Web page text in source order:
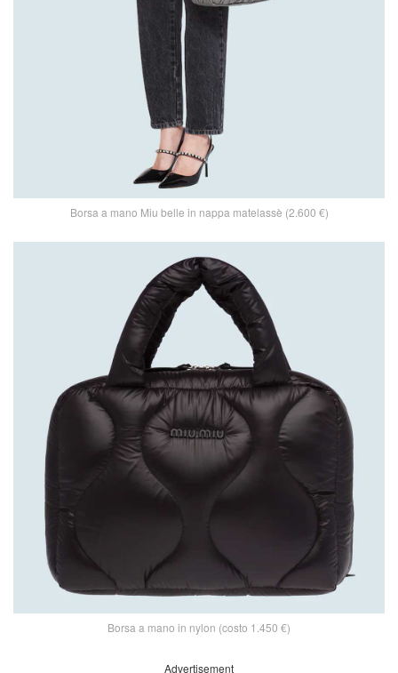
Borsa a mano Miu belle in nappa matelassè (2.600 €)
Borsa a mano in nylon (costo 1.450 €)
Advertisement